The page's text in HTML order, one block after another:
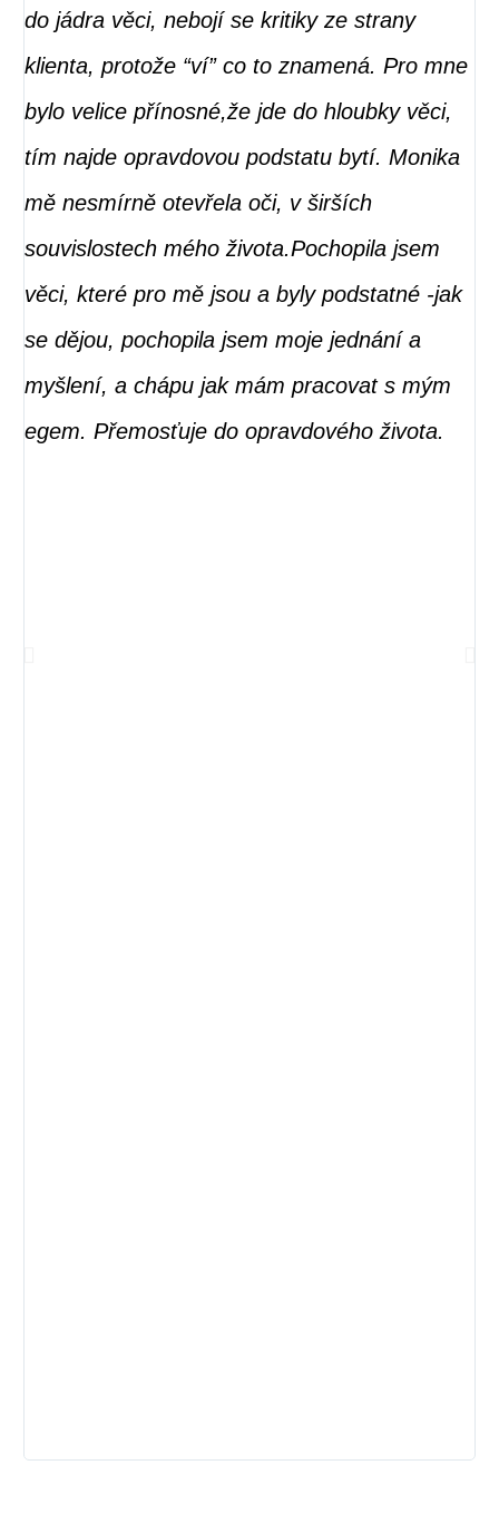
do jádra věci, nebojí se kritiky ze strany
klienta, protože “ví” co to znamená. Pro mne
bylo velice přínosné,že jde do hloubky věci,
tím najde opravdovou podstatu bytí. Monika
mě nesmírně otevřela oči, v širších
souvislostech mého života.Pochopila jsem
věci, které pro mě jsou a byly podstatné -jak
se dějou, pochopila jsem moje jednání a
myšlení, a chápu jak mám pracovat s mým
egem. Přemosťuje do opravdového života.